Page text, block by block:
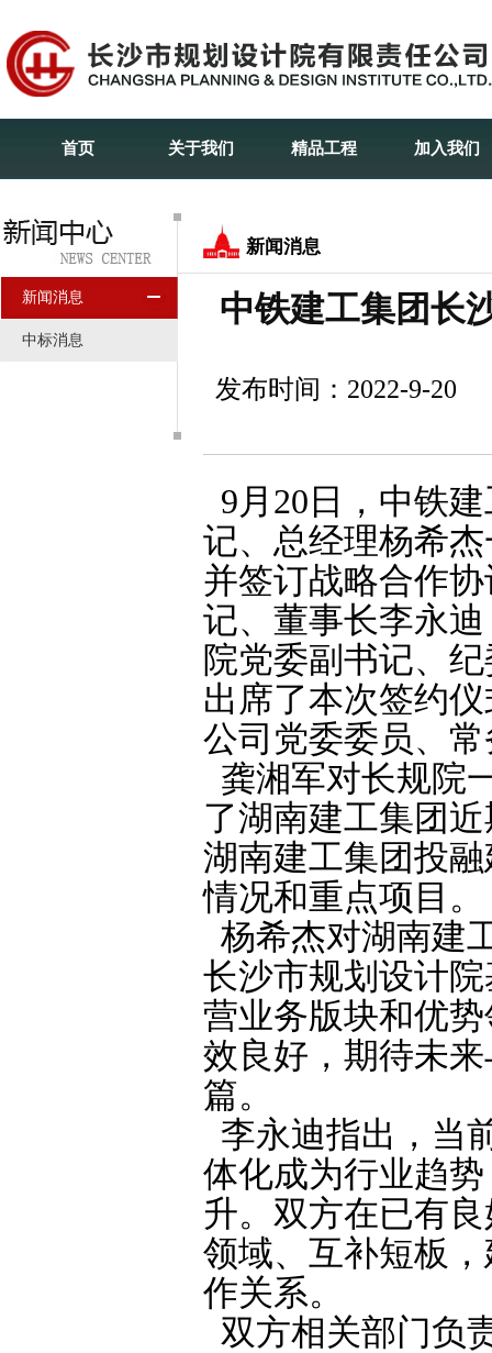
首页 关于我们 精品工程 加入我们
新闻消息
中标消息
新闻消息
中铁建工集团长
发布时间：2022-9-
9月20日，中铁
记、总经理杨希
并签订战略合作
记、董事长李永
院党委副书记、
出席了本次签约
公司党委委员、
龚湘军对长规院
了湖南建工集团
湖南建工集团投
情况和重点项目。
杨希杰对湖南建
长沙市规划设计
营业务版块和优
效良好，期待未
篇。
李永迪指出，当
体化成为行业趋
升。双方在已有
领域、互补短板
作关系。
双方相关部门负